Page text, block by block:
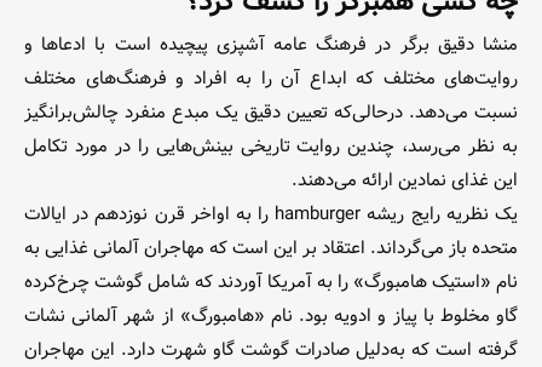
منشا دقیق برگر در فرهنگ عامه آشپزی پیچیده است با ادعاها و
روایت‌های مختلف که ابداع آن را به افراد و فرهنگ‌های مختلف
نسبت می‌دهد. در‌حالی‌که تعیین دقیق یک مبدع منفرد چالش‌برانگیز
به نظر می‌رسد، چندین روایت تاریخی بینش‌هایی را در مورد تکامل
این غذای نمادین ارائه می‌دهند.
یک نظریه رایج ریشه hamburger را به اواخر قرن نوزدهم در ایالات
متحده باز می‌گرداند. اعتقاد بر این است که مهاجران آلمانی غذایی به
نام «استیک هامبورگ» را به آمریکا آوردند که شامل گوشت چرخ‌کرده
گاو مخلوط با پیاز و ادویه بود. نام «هامبورگ» از شهر آلمانی نشات
گرفته است که به‌دلیل صادرات گوشت گاو شهرت دارد. این مهاجران